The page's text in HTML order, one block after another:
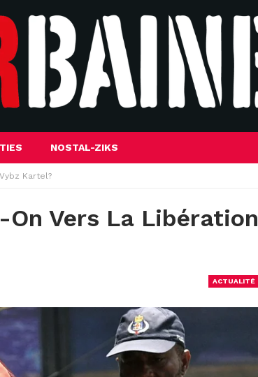
NOSTAL-ZIKS
Kartel?
On Vers La Libération
ACTUALITÉ